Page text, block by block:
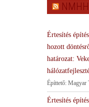
NMHH
Értesítés
hozott
határozat:
Építtető: Magyar
Értesítés